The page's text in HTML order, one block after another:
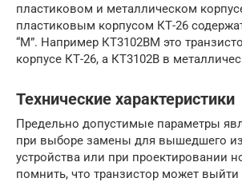
пластиковом и металлическом
пластиковым корпусом КТ-26
“М”. Например КТ3102ВМ это
корпусе КТ-26, а КТ3102В в
Технические характеристики
Предельно допустимые параметры
при выборе замены для вышедшего
устройства или при проектировании
помнить, что транзистор может